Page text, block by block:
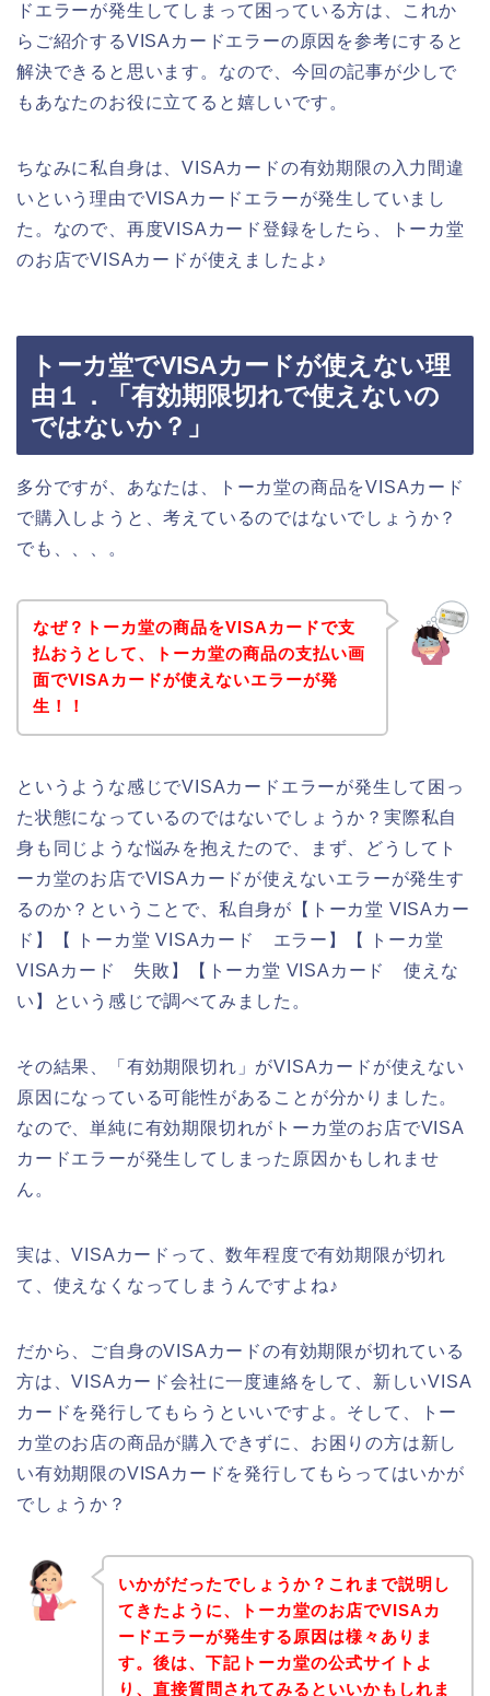
ドエラーが発生してしまって困っている方は、これか
らご紹介するVISAカードエラーの原因を参考にすると
解決できると思います。なので、今回の記事が少しで
もあなたのお役に立てると嬉しいです。
ちなみに私自身は、VISAカードの有効期限の入力間違
いという理由でVISAカードエラーが発生していまし
た。なので、再度VISAカード登録をしたら、トーカ堂
のお店でVISAカードが使えましたよ♪
トーカ堂でVISAカードが使えない理
由１．「有効期限切れで使えないの
ではないか？」
多分ですが、あなたは、トーカ堂の商品をVISAカード
で購入しようと、考えているのではないでしょうか？
でも、、、。
なぜ？トーカ堂の商品をVISAカードで支
払おうとして、トーカ堂の商品の支払い画
面でVISAカードが使えないエラーが発
生！！
というような感じでVISAカードエラーが発生して困っ
た状態になっているのではないでしょうか？実際私自
身も同じような悩みを抱えたので、まず、どうしてト
ーカ堂のお店でVISAカードが使えないエラーが発生す
るのか？ということで、私自身が【トーカ堂 VISAカー
ド】【 トーカ堂 VISAカード エラー】【 トーカ堂
VISAカード 失敗】【トーカ堂 VISAカード 使えな
い】という感じで調べてみました。
その結果、「有効期限切れ」がVISAカードが使えない
原因になっている可能性があることが分かりました。
なので、単純に有効期限切れがトーカ堂のお店でVISA
カードエラーが発生してしまった原因かもしれませ
ん。
実は、VISAカードって、数年程度で有効期限が切れ
て、使えなくなってしまうんですよね♪
だから、ご自身のVISAカードの有効期限が切れている
方は、VISAカード会社に一度連絡をして、新しいVISA
カードを発行してもらうといいですよ。そして、トー
カ堂のお店の商品が購入できずに、お困りの方は新し
い有効期限のVISAカードを発行してもらってはいかが
でしょうか？
いかがだったでしょうか？これまで説明し
てきたように、トーカ堂のお店でVISAカ
ードエラーが発生する原因は様々ありま
す。後は、下記トーカ堂の公式サイトよ
り、直接質問されてみるといいかもしれま